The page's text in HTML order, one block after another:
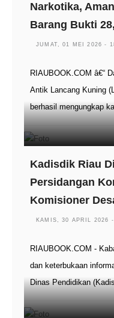
Narkotika,
Barang Bukti
JUMAT, 01 MEI 2026 -
RIAUBOOK.COM â€“
Antik Lancang Kuning
berhasil mengungkap
Kadisdik Riau
Persidangan
Komisioner
KAMIS, 30 APRIL 2026
RIAUBOOK.COM -
dan keterbukaan
Dinas Pendidikan